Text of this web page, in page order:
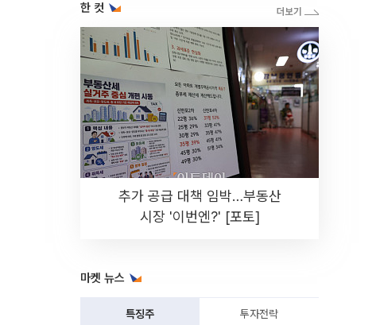
한 컷
추가 공급 대책 임박…부동산
시장 '이번엔?' [포토]
마켓 뉴스
특징주 투자전략